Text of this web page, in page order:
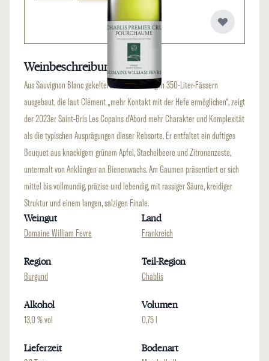
Weinbeschreibung
Aus Sauvignon Blanc gekeltert und vollständig in 350-Liter-Fässern
ausgebaut, die laut Clément „mehr Kontakt mit der Hefe ermöglichen“, zeigt
der 2023er Saint-Bris Les Copains d'Abord mehr Charakter und Komplexität
als die typischen Ausprägungen dieser Rebsorte. Er entfaltet ein duftiges
Bouquet aus knackigem grünem Apfel, Stachelbeere und Zitronenzeste,
untermalt von Anklängen an Bienenwachs. Am Gaumen präsentiert er sich
mittel bis vollmundig, präzise und lebendig, mit rassiger Säure, kreidiger
Struktur und einem langen, salzigen Finale.
Weingut
Domaine William Fevre
Land
Frankreich
Region
Burgund
Teil-Region
Chablis
Alkohol
13,0 % vol
Volumen
0,75 l
Lieferzeit Bodenart